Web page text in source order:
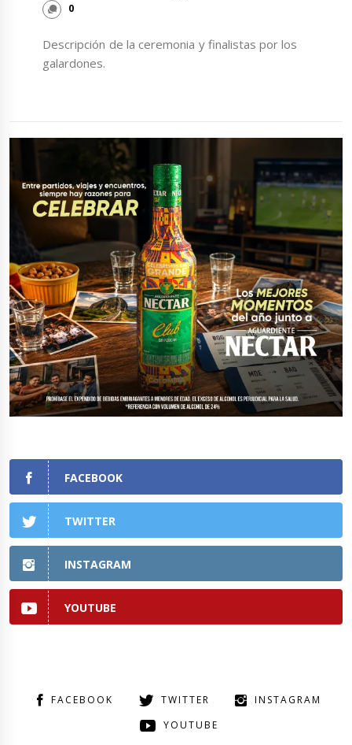
0
Descripción de la ceremonia y finalistas por los
galardones.
FACEBOOK
TWITTER
INSTAGRAM
YOUTUBE
FACEBOOK TWITTER
INSTAGRAM
YOUTUBE